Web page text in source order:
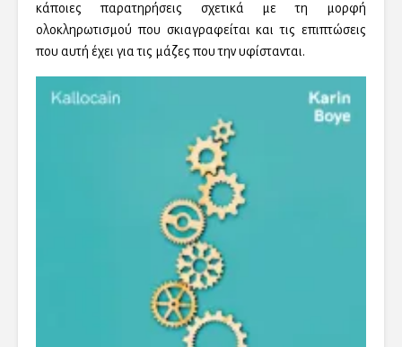
κάποιες παρατηρήσεις σχετικά με τη μορφή
ολοκληρωτισμού που σκιαγραφείται και τις επιπτώσεις
που αυτή έχει για τις μάζες που την υφίστανται.